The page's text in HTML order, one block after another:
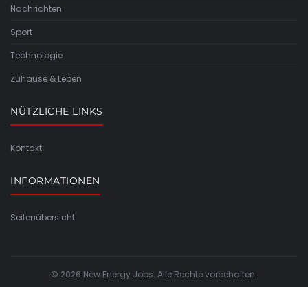
Nachrichten
Sport
Technologie
Zuhause & Leben
NÜTZLICHE LINKS
Kontakt
INFORMATIONEN
Seitenübersicht
© 2026 New Energy Jobs. Alle Rechte vorbehalten.